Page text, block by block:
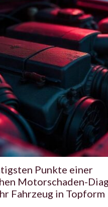
Punkte einer
Motorschaden-
Fahrzeug in Topform